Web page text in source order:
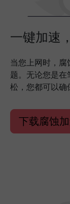
一键加速
当您上网时，
题。无论您是
松，您都可以确
下载腐蚀